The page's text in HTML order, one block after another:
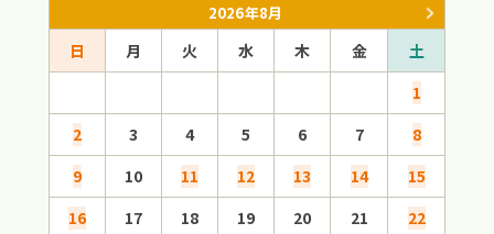
2026年8月
日 月 火 水 木 金
土
1
2
3 4 5 6 7
8
9
10 11 12 13 14
15
16
17 18 19 20 21
22